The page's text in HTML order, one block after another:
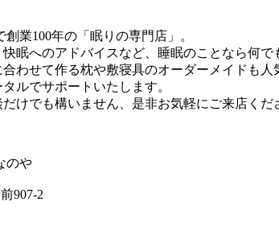
業100年の「眠りの専門店」。
眠へのアドバイスなど、睡眠のことなら何で
わせて作る枕や敷寝具のオーダーメイドも人
ルでサポートいたします。
けでも構いません、是非お気軽にご来店くだ
のや
907-2